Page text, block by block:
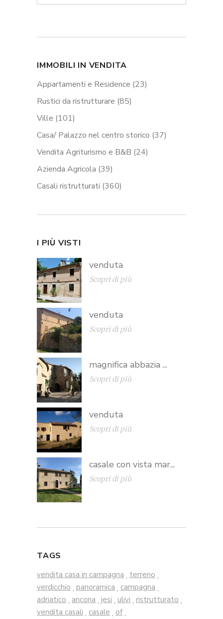
IMMOBILI IN VENDITA
Appartamenti e Residence (23)
Rustici da ristrutturare (85)
Ville (101)
Casa/ Palazzo nel centro storico (37)
Vendita Agriturismo e B&B (24)
Azienda Agricola (39)
Casali ristrutturati (360)
I PIÙ VISTI
venduta
Scopri di più
venduta
Scopri di più
magnifica abbazia ...
Scopri di più
venduta
Scopri di più
casale con vista mar...
Scopri di più
TAGS
vendita casa in campagna , terreno ,
verdicchio , panoramica , campagna ,
adriatico , ancona ,jesi , ulivi , ristrutturato ,
vendita casali , casale , of ,